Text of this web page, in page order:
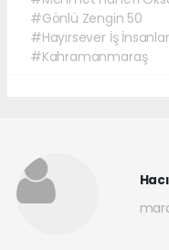
#Gönlü Zengin 50
#Hayırsever İş
#Kahramanmaraş